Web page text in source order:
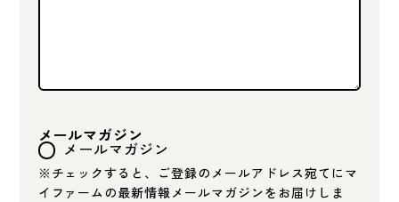
メールマガジン
メールマガジン
※チェックすると、ご登録のメールアドレス宛てにマ
イファームの最新情報メールマガジンをお届けしま